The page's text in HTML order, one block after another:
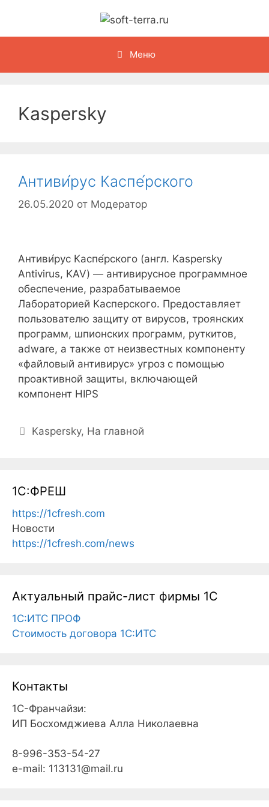
содержимому
Меню
Kaspersky
Антиви́рус Каспе́рского
26.05.2020 от Модератор
Антиви́рус Каспе́рского (англ. Kaspersky
Antivirus, KAV) — антивирусное программное
обеспечение, разрабатываемое
Лабораторией Касперского. Предоставляет
пользователю защиту от вирусов, троянских
программ, шпионских программ, руткитов,
adware, а также от неизвестных компоненту
«файловый антивирус» угроз с помощью
проактивной защиты, включающей
компонент HIPS
Рубрики
Kaspersky, На главной
1С:ФРЕШ
https://1cfresh.com
Новости
https://1cfresh.com/news
Актуальный прайс-лист фирмы 1С
1С:ИТС ПРОФ
Cтоимость договора 1С:ИТС
Контакты
1С-Франчайзи:
ИП Босхомджиева Алла Николаевна
8-996-353-54-27
e-mail: 113131@mail.ru